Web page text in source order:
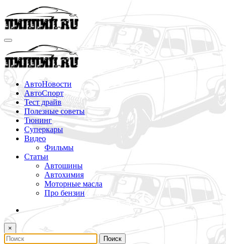
Перейти
к
содержимому
АвтоНовости
АвтоСпорт
Тест драйв
Полезные советы
Тюнинг
Суперкары
Видео
Фильмы
Статьи
Автошины
Автохимия
Моторные масла
Про бензин
×